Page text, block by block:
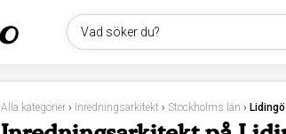
Vad söker du?
Alla kategorier › Inredningsarkitekt › Stockholms län › Lidingö